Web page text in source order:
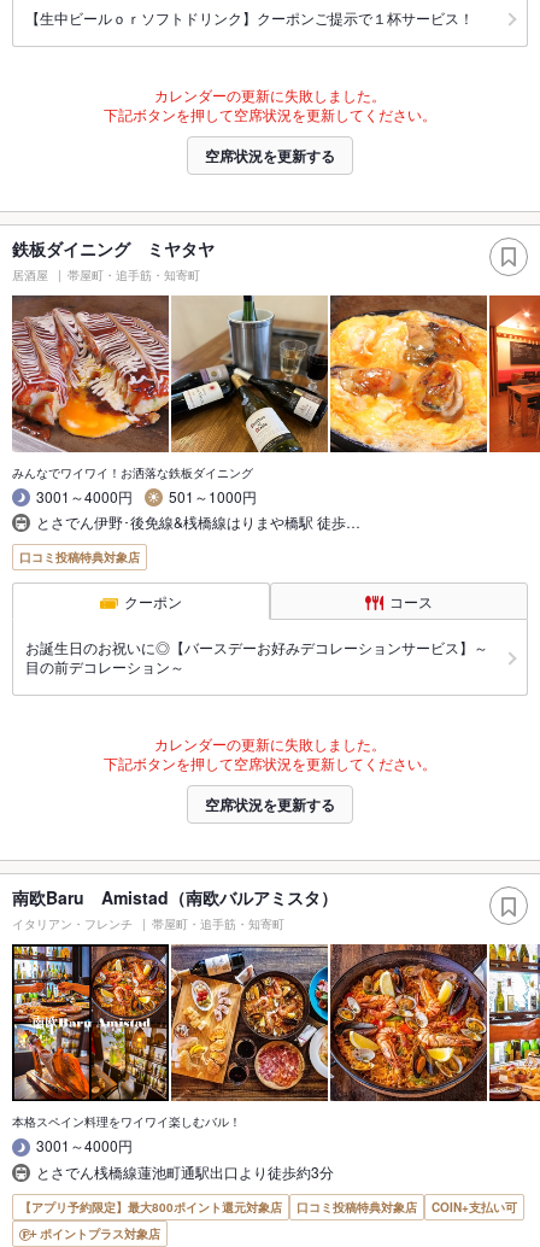
【生中ビールｏｒソフトドリンク】クーポンご提示で１杯サービス！
カレンダーの更新に失敗しました。
下記ボタンを押して空席状況を更新してください。
空席状況を更新する
鉄板ダイニング ミヤタヤ
居酒屋 帯屋町・追手筋・知寄町
みんなでワイワイ！お洒落な鉄板ダイニング
3001～4000円
501～1000円
とさでん伊野･後免線&桟橋線はりまや橋駅 徒歩…
口コミ投稿特典対象店
クーポン コース
お誕生日のお祝いに◎【バースデーお好みデコレーションサービス】～
目の前デコレーション～
カレンダーの更新に失敗しました。
下記ボタンを押して空席状況を更新してください。
空席状況を更新する
南欧Baru Amistad（南欧バルアミスタ）
イタリアン・フレンチ 帯屋町・追手筋・知寄町
本格スペイン料理をワイワイ楽しむバル！
3001～4000円
とさでん桟橋線蓮池町通駅出口より徒歩約3分
【アプリ予約限定】最大800ポイント還元対象店 口コミ投稿特典対象店
COIN+支払い可
ポイントプラス対象店